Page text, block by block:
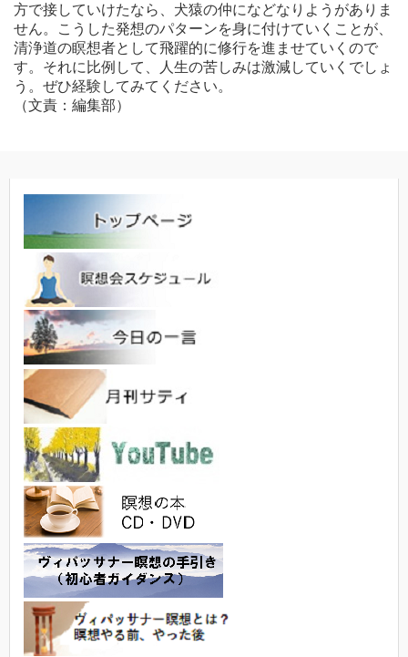
方で接していけたなら、犬猿の仲になどなりようがありま
せん。こうした発想のパターンを身に付けていくことが、
清浄道の瞑想者として飛躍的に修行を進ませていくので
す。それに比例して、人生の苦しみは激減していくでしょ
う。ぜひ経験してみてください。
（文責：編集部）